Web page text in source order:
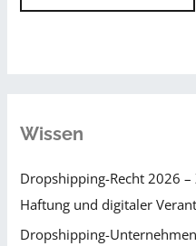
Wissen
Dropshipping-Recht 2026
Haftung und digitaler
Dropshipping-